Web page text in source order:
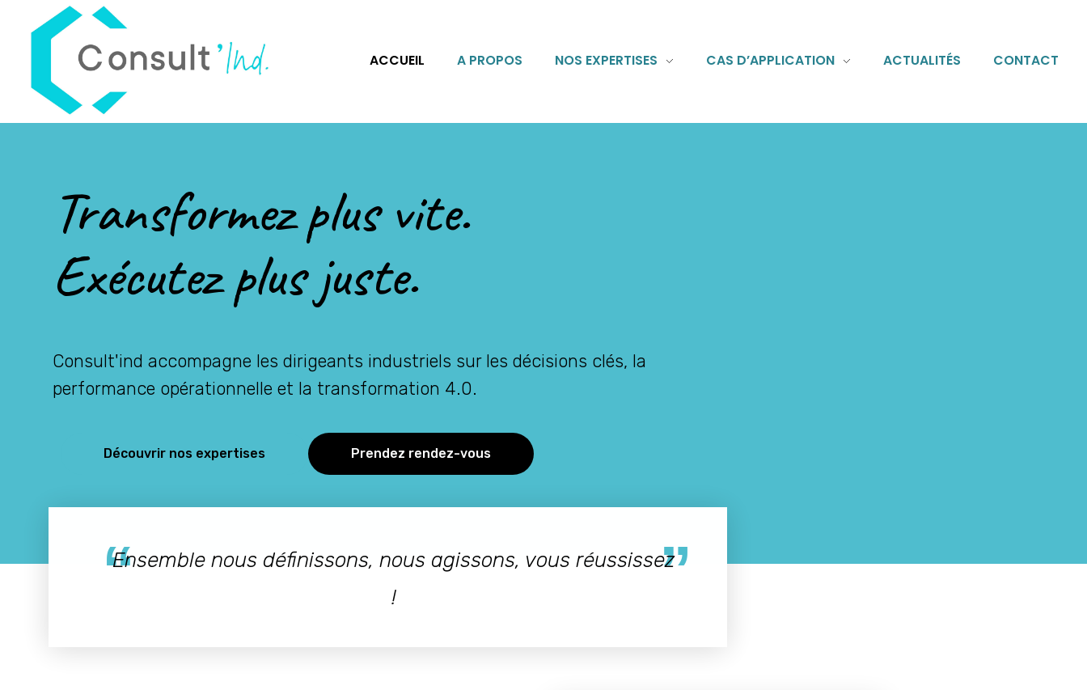
Consult'Ind
Maître d’œuvre de votre transformation industrielle
ACCUEIL A PROPOS NOS EXPERTISES CAS D’APPLICATION ACTUALITÉS CONTACT
Transformez plus vite.
Exécutez plus juste.
Consult'ind accompagne les dirigeants industriels sur les décisions clés, la
performance opérationnelle et la transformation 4.0.
Découvrir nos expertises Prendez rendez-vous
Ensemble nous définissons, nous agissons, vous réussissez
!
Panneau de gestion des cookies